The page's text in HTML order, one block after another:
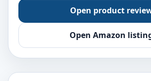
Open product
Open Amazon